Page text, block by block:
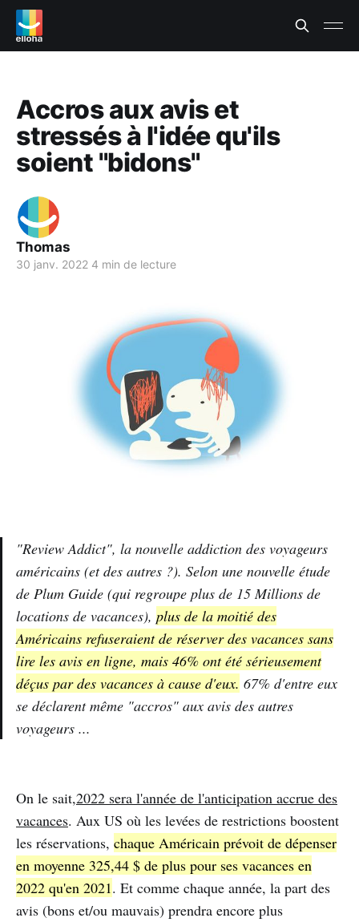
Accros aux avis et
stressés à l'idée qu'ils
soient "bidons"
Thomas
30 janv. 2022 4 min de lecture
"Review Addict", la nouvelle addiction des voyageurs
américains (et des autres ?). Selon une nouvelle étude
de Plum Guide (qui regroupe plus de 15 Millions de
locations de vacances), plus de la moitié des
Américains refuseraient de réserver des vacances sans
lire les avis en ligne, mais 46% ont été sérieusement
déçus par des vacances à cause d'eux. 67% d'entre eux
se déclarent même "accros" aux avis des autres
voyageurs ...
On le sait,2022 sera l'année de l'anticipation accrue des
vacances. Aux US où les levées de restrictions boostent
les réservations, chaque Américain prévoit de dépenser
en moyenne 325,44 $ de plus pour ses vacances en
2022 qu'en 2021. Et comme chaque année, la part des
avis (bons et/ou mauvais) prendra encore plus